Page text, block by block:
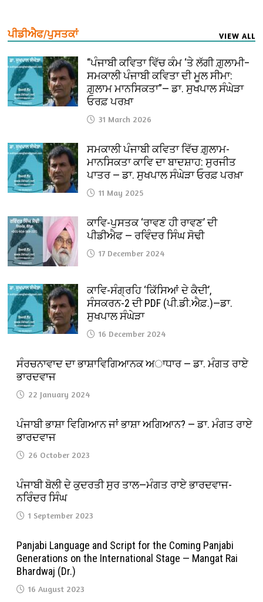
ਪੀਡੀਐਫ/ਪੁਸਤਕਾਂ VIEW ALL
“ਪੰਜਾਬੀ ਕਵਿਤਾ ਵਿੱਚ ਕੰਮ ‘ਤੇ ਲੱਗੀ ਗ਼ੁਲਾਮੀ–
ਸਮਕਾਲੀ ਪੰਜਾਬੀ ਕਵਿਤਾ ਦੀ ਮੂਲ ਸੀਮਾ:
ਗ਼ੁਲਾਮ ਮਾਨਸਿਕਤਾ”— ਡਾ. ਸੁਖਪਾਲ ਸੰਘੇੜਾ
ਓਰਫ਼ ਪਰਖ਼ਾ
31 March 2026
ਸਮਕਾਲੀ ਪੰਜਾਬੀ ਕਵਿਤਾ ਵਿੱਚ ਗ਼ੁਲਾਮ-
ਮਾਨਸਿਕਤਾ ਕਾਵਿ ਦਾ ਬਾਦਸ਼ਾਹ: ਸੁਰਜੀਤ
ਪਾਤਰ — ਡਾ. ਸੁਖਪਾਲ ਸੰਘੇੜਾ ਓਰਫ਼ ਪਰਖ਼ਾ
11 May 2025
ਕਾਵਿ-ਪੁਸਤਕ ‘ਰਾਵਣ ਹੀ ਰਾਵਣ’ ਦੀ
ਪੀਡੀਐਫ — ਰਵਿੰਦਰ ਸਿੰਘ ਸੋਢੀ
17 December 2024
ਕਾਵਿ-ਸੰਗ੍ਰਹਿ ‘ਕਿੱਸਿਆਂ ਦੇ ਕੈਦੀ’,
ਸੰਸਕਰਨ-2 ਦੀ PDF (ਪੀ.ਡੀ.ਐਫ਼.)—ਡਾ.
ਸੁਖਪਾਲ ਸੰਘੇੜਾ
16 December 2024
ਸੰਰਚਨਾਵਾਦ ਦਾ ਭਾਸ਼ਾਵਿਗਿਆਨਕ ਅਾਧਾਰ — ਡਾ. ਮੰਗਤ ਰਾਏ
ਭਾਰਦਵਾਜ
22 January 2024
ਪੰਜਾਬੀ ਭਾਸ਼ਾ ਵਿਗਿਆਨ ਜਾਂ ਭਾਸ਼ਾ ਅਗਿਆਨ? — ਡਾ. ਮੰਗਤ ਰਾਏ
ਭਾਰਦਵਾਜ
26 October 2023
ਪੰਜਾਬੀ ਬੋਲੀ ਦੇ ਕੁਦਰਤੀ ਸੁਰ ਤਾਲ—ਮੰਗਤ ਰਾਏ ਭਾਰਦਵਾਜ-
ਨਰਿੰਦਰ ਸਿੰਘ
1 September 2023
Panjabi Language and Script for the Coming Panjabi
Generations on the International Stage — Mangat Rai
Bhardwaj (Dr.)
16 August 2023